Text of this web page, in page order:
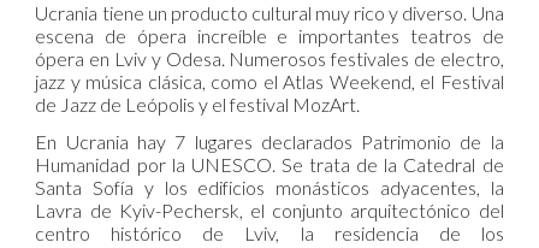
Ucrania tiene un producto cultural muy rico y diverso. Una
escena de ópera increíble e importantes teatros de
ópera en Lviv y Odesa. Numerosos festivales de electro,
jazz y música clásica, como el Atlas Weekend, el Festival
de Jazz de Leópolis y el festival MozArt.
En Ucrania hay 7 lugares declarados Patrimonio de la
Humanidad por la UNESCO. Se trata de la Catedral de
Santa Sofía y los edificios monásticos adyacentes, la
Lavra de Kyiv-Pechersk, el conjunto arquitectónico del
centro histórico de Lviv, la residencia de los